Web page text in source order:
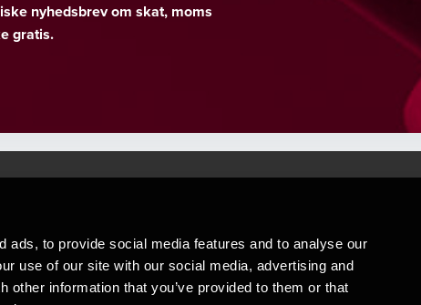
ads, to provide social media features and to analyse our
use of our site with our social media, advertising and
information that you’ve provided to them or that
nyhedsbrev om skat, moms
gratis.
Mennesker, der hjælper
Vi mener, at enestående rådgivning begynder med at